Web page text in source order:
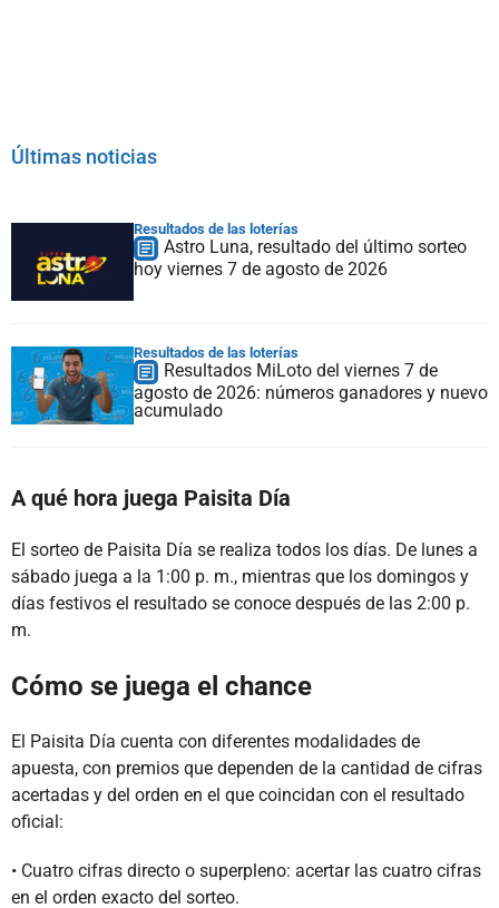
Últimas noticias
Resultados de las loterías
Astro Luna, resultado del último sorteo
hoy viernes 7 de agosto de 2026
Resultados de las loterías
Resultados MiLoto del viernes 7 de
agosto de 2026: números ganadores y nuevo
acumulado
A qué hora juega Paisita Día
El sorteo de Paisita Día se realiza todos los días. De lunes a
sábado juega a la 1:00 p. m., mientras que los domingos y
días festivos el resultado se conoce después de las 2:00 p.
m.
Cómo se juega el chance
El Paisita Día cuenta con diferentes modalidades de
apuesta, con premios que dependen de la cantidad de cifras
acertadas y del orden en el que coincidan con el resultado
oficial:
• Cuatro cifras directo o superpleno: acertar las cuatro cifras
en el orden exacto del sorteo.